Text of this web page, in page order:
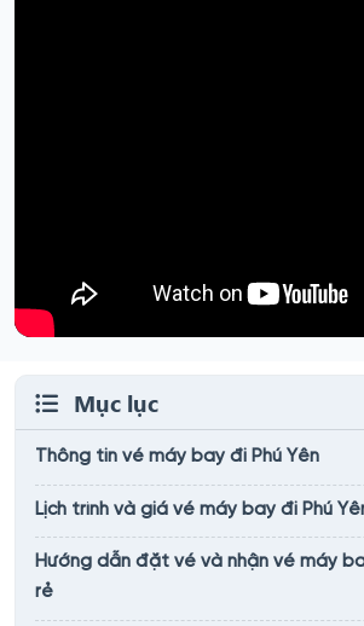
Mục lục
Thông tin vé máy bay đi Phú Yên
Lịch trình và giá vé máy bay đi Phú
Hướng dẫn đặt vé và nhận vé máy
rẻ